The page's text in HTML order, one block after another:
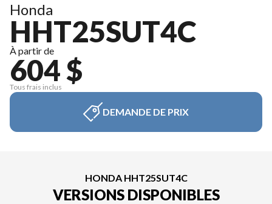
Honda
HHT25SUT4C
À partir de
604 $
Tous frais inclus
DEMANDE DE PRIX
HONDA HHT25SUT4C
VERSIONS DISPONIBLES